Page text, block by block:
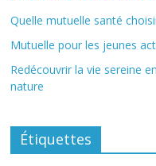
Quelle mutuelle santé
Mutuelle pour les jeunes
Redécouvrir la vie sereine
nature
Étiquettes